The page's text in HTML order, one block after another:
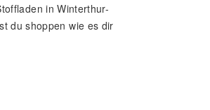
in Winterthur-
du shoppen wie es dir